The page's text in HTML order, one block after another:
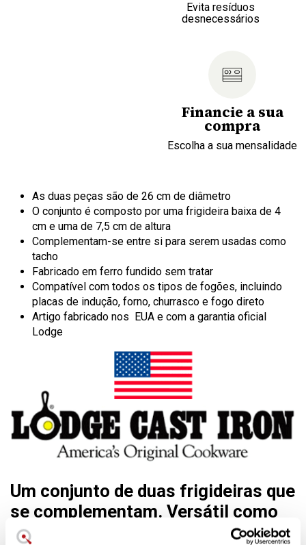
Evita resíduos
desnecessários
Financie a sua
compra
Escolha a sua mensalidade
As duas peças são de 26 cm de diâmetro
O conjunto é composto por uma frigideira baixa de 4
cm e uma de 7,5 cm de altura
Complementam-se entre si para serem usadas como
tacho
Fabricado em ferro fundido sem tratar
Compatível com todos os tipos de fogões, incluindo
placas de indução, forno, churrasco e fogo direto
Artigo fabricado nos EUA e com a garantia oficial
Lodge
Um conjunto de duas frigideiras que
se complementam. Versátil como
frigideira e tacho